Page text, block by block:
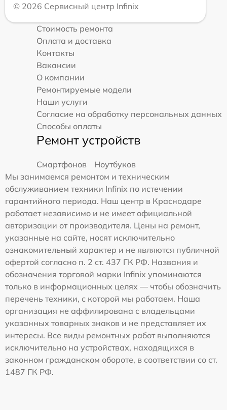
© 2026 Сервисный центр Infinix
Стоимость ремонта
Оплата и доставка
Контакты
Вакансии
О компании
Ремонтируемые модели
Наши услуги
Согласие на обработку персональных данных
Способы оплаты
Ремонт устройств
Смартфонов
Ноутбуков
Мы занимаемся ремонтом и техническим
обслуживанием техники Infinix по истечении
гарантийного периода. Наш центр в Краснодаре
работает независимо и не имеет официальной
авторизации от производителя. Цены на ремонт,
указанные на сайте, носят исключительно
ознакомительный характер и не являются публичной
офертой согласно п. 2 ст. 437 ГК РФ. Названия и
обозначения торговой марки Infinix упоминаются
только в информационных целях — чтобы обозначить
перечень техники, с которой мы работаем. Наша
организация не аффилирована с владельцами
указанных товарных знаков и не представляет их
интересы. Все виды ремонтных работ выполняются
исключительно на устройствах, находящихся в
законном гражданском обороте, в соответствии со ст.
1487 ГК РФ.